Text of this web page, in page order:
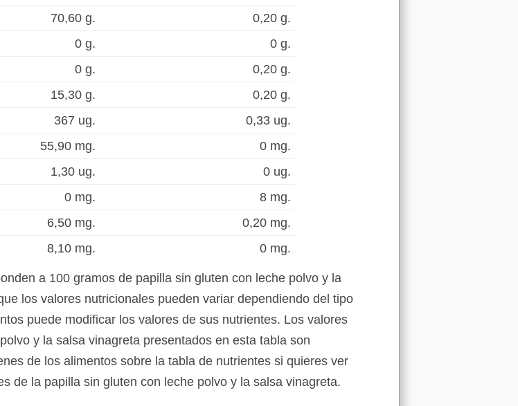
70,60 g.
0,20 g.
0 g.
0 g.
0 g.
0,20 g.
15,30 g.
0,20 g.
367 ug.
0,33 ug.
55,90 mg.
0 mg.
1,30 ug.
0 ug.
0 mg.
8 mg.
6,50 mg.
0,20 mg.
8,10 mg. 0 mg.
a 100 gramos de papilla sin gluten con leche polvo y la
los valores nutricionales pueden variar dependiendo del tipo
puede modificar los valores de sus nutrientes. Los valores
y la salsa vinagreta presentados en esta tabla son
de los alimentos sobre la tabla de nutrientes si quieres ver
de la papilla sin gluten con leche polvo y la salsa vinagreta.